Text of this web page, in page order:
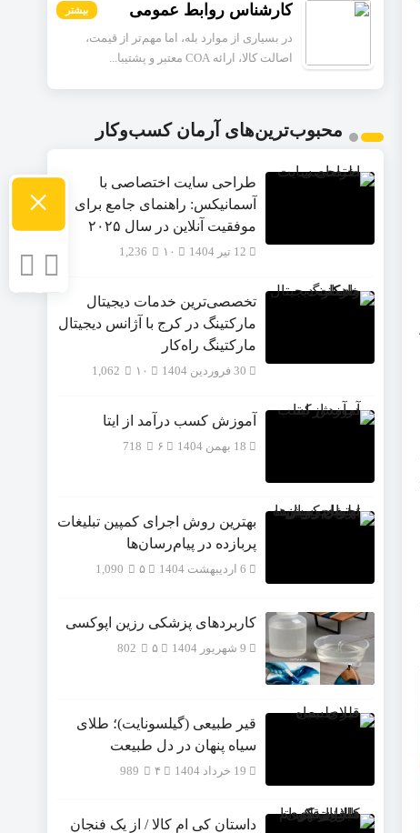
کارشناس روابط عمومی بیشتر
در بسیاری از موارد بله، اما مهم‌تر از قیمت،
اصالت کالا، ارائه COA معتبر و پشتیبا...
محبوب‌ترین‌های آرمان کسب‌وکار
طراحی سایت اختصاصی با
آسمانیکس: راهنمای جامع برای
موفقیت آنلاین در سال ۲۰۲۵
12 تیر 1404 1,236
تخصصی‌ترین خدمات دیجیتال
مارکتینگ در کرج با آژانس دیجیتال
مارکتینگ راه‌کار
30 فروردین 1404 1,062
آموزش کسب درآمد از ایتا
18 بهمن 1404 718
بهترین روش اجرای کمپین تبلیغات
پربازده در پیام‌رسان‌ها
6 اردیبهشت 1404 1,090
کاربردهای پزشکی رزین اپوکسی
9 شهریور 1404 802
قیر طبیعی (گیلسونایت)؛ طلای
سیاه پنهان در دل طبیعت
19 خرداد 1404 989
داستان کی ام کالا / از یک فنجان
×